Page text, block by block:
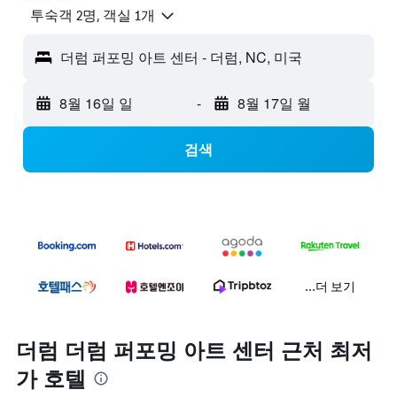
​투숙객 2​명, ​객실 1개
더럼 퍼포밍 아트 센터 - 더럼, NC, 미국
8월 16일 일 - 8월 17일 월
검색
...더 보기
더럼 더럼 퍼포밍 아트 센터 근처 최저
가 호텔